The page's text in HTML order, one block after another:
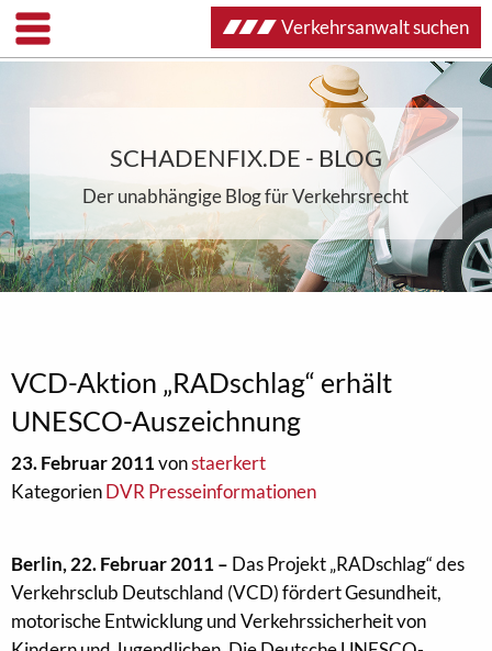
SCHADENFIX.DE - BLOG
Der unabhängige Blog für Verkehrsrecht
VCD-Aktion „RADschlag“ erhält
UNESCO-Auszeichnung
23. Februar 2011vonstaerkert
KategorienDVR Presseinformationen
Berlin, 22. Februar 2011 – Das Projekt „RADschlag“ des
Verkehrsclub Deutschland (VCD) fördert Gesundheit,
motorische Entwicklung und Verkehrssicherheit von
Verkehrsanwalt suchen